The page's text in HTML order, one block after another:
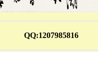
QQ:1207985816